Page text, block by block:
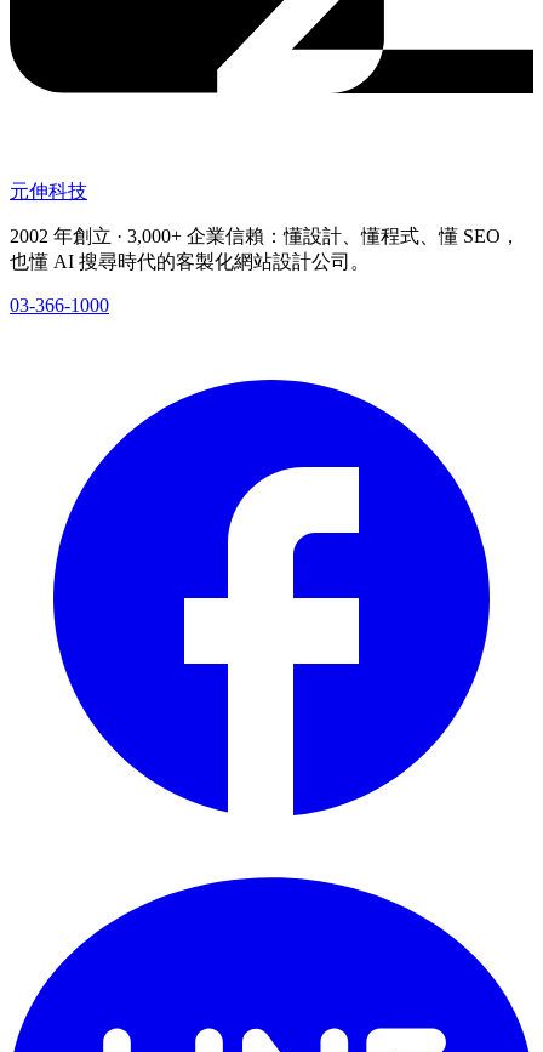
元伸科技
2002 年創立 · 3,000+ 企業信賴：懂設計、懂程式、懂 SEO，
也懂 AI 搜尋時代的客製化網站設計公司。
03-366-1000